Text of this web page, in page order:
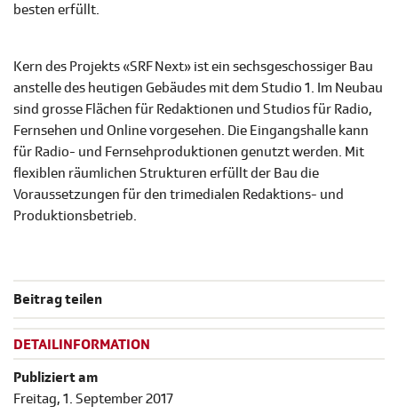
besten erfüllt.
Kern des Projekts «SRF Next» ist ein sechsgeschossiger Bau
anstelle des heutigen Gebäudes mit dem Studio 1. Im Neubau
sind grosse Flächen für Redaktionen und Studios für Radio,
Fernsehen und Online vorgesehen. Die Eingangshalle kann
für Radio- und Fernsehproduktionen genutzt werden. Mit
flexiblen räumlichen Strukturen erfüllt der Bau die
Voraussetzungen für den trimedialen Redaktions- und
Produktionsbetrieb.
Beitrag teilen
DETAILINFORMATION
Publiziert am
Freitag, 1. September 2017